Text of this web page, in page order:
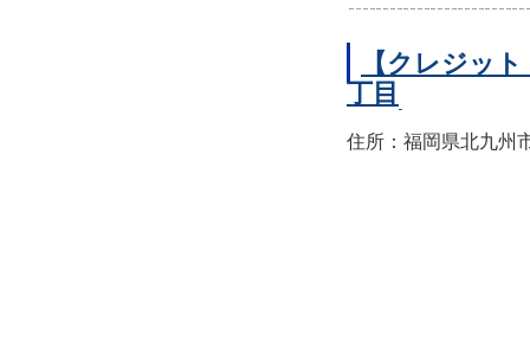
【クレジッ
丁目
住所：福岡県北九州